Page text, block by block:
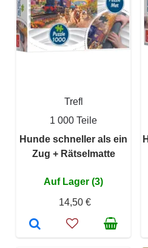
Trefl
1 000 Teile
Hunde schneller als ein
Zug + Rätselmatte
Auf Lager (3)
14,50 €